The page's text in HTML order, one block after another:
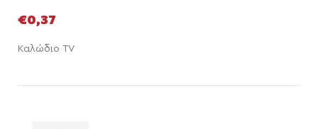
€0,37
Καλώδιο TV